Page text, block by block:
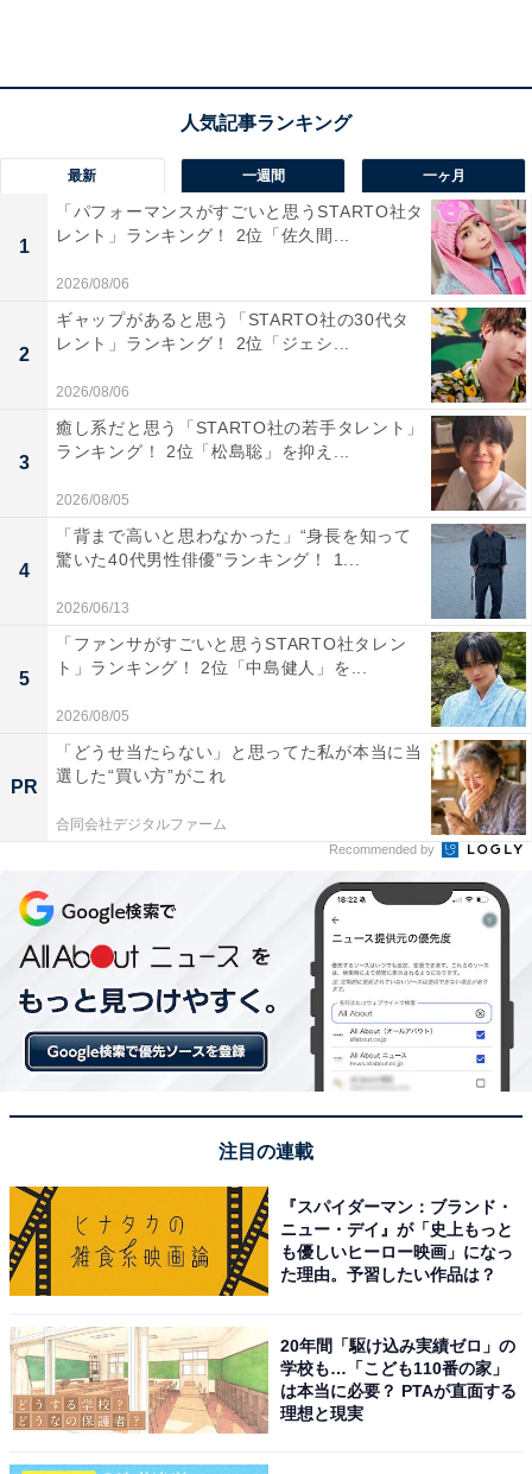
スタイルが良くてクールなビジュアルの永瀬さんは、女
性ファッション誌『ViVi』（講談社）の名物企画として
有名な「ViViの国宝級イケメンランキング」において、
2020年上半期／下半期連続で「NOW部門」1位を獲得。
完璧なビジュアルは、「全角度国宝級」と称賛されてい
ます。
コメントを見ると、「顔もスタイルも悪いところが見つ
からない」（神奈川県／30代女性）、「最近テレビや映
画などの宣伝でよくみるのですが、イケメンだと思いま
す。美少年の印象です」（神奈川県／50代女性）、「顔
立ちが整っていると思うから」（群馬県／30代女性）、
「目鼻立ちが良い」（大阪府／40代女性）、「クールな
顔がイケメンだから」（秋田県／20代女性）、「顔のパ
ーツが整っていて、かっこいい」（兵庫県／50代女性）
といった声が寄せられています。
1位に輝いたのは、平野紫耀さんでした。俳優として活
躍する平野さんは、大ヒットした映画『かぐや様は告ら
せたい〜天才たちの恋愛頭脳戦〜』やドラマ『クロサ
組に出演するなど、グループの中でも圧倒的な人気を獲
得します。
そんな平野さんはファッション誌への登場も多く、その
最新 一週間 一ヶ月
1
「パフォーマンスがすごいと思うSTARTO社タ
レント」ランキング！ 2位「佐久間...
2026/08/06
2
ギャップがあると思う「STARTO社の30代タ
レント」ランキング！ 2位「ジェシ...
2026/08/06
3
癒し系だと思う「STARTO社の若手タレント」
ランキング！ 2位「松島聡」を抑え...
2026/08/05
4
「背まで高いと思わなかった」“身長を知って
驚いた40代男性俳優”ランキング！ 1...
2026/06/13
5
「ファンサがすごいと思うSTARTO社タレン
ト」ランキング！ 2位「中島健人」を...
2026/08/05
PR
「どうせ当たらない」と思ってた私が本当に当
選した“買い方”がこれ
合同会社デジタルファーム
Recommended by
注目の連載
『スパイダーマン：ブランド・
ニュー・デイ』が「史上もっと
も優しいヒーロー映画」になっ
た理由。予習したい作品は？
20年間「駆け込み実績ゼロ」の
学校も…「こども110番の家」
は本当に必要？ PTAが直面する
理想と現実